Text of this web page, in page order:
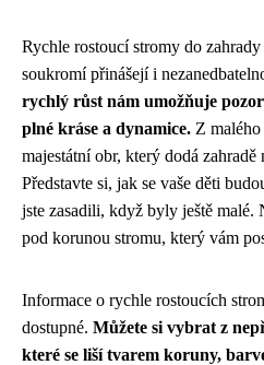
Rychle rostoucí stromy do
soukromí přinášejí i
rychlý růst nám umožňuje
plné kráse a dynamice. Z malého
majestátní obr, který dodá
Představte si, jak se vaše děti
jste zasadili, když byly ještě
pod korunou stromu, který vám
Informace o rychle rostoucích
dostupné. Můžete si vybrat z
které se liší tvarem koruny,